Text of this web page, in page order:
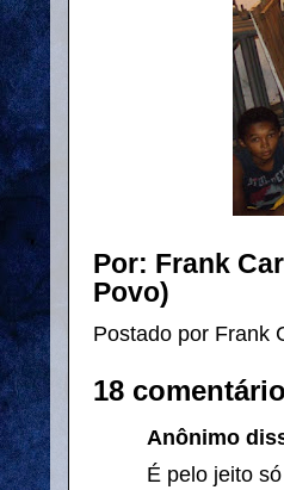
Por: Frank
Povo)
Postado por Frank
18
Anônimo
É pelo jeito